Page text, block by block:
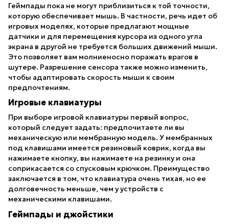
Геймпады пока не могут приблизиться к той точности,
которую обеспечивает мышь. В частности, речь идет об
игровых моделях, которые предлагают мощные
датчики и для перемещения курсора из одного угла
экрана в другой не требуется больших движений мыши.
Это позволяет вам молниеносно поражать врагов в
шутере. Разрешение сенсора также можно изменить,
чтобы адаптировать скорость мыши к своим
предпочтениям.
Игровые клавиатуры
При выборе игровой клавиатуры первый вопрос,
который следует задать: предпочитаете ли вы
механическую или мембранную модель. У мембранных
под клавишами имеется резиновый коврик, когда вы
нажимаете кнопку, вы нажимаете на резинку и она
соприкасается со спусковым крючком. Преимущество
заключается в том, что клавиатура очень тихая, но ее
долговечность меньше, чем у устройств с
механическими клавишами.
Геймпады и джойстики